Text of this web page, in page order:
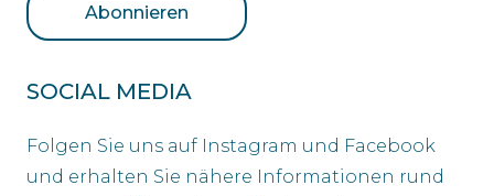
SOCIAL MEDIA
Folgen Sie uns auf Instagram und Facebook
und erhalten Sie nähere Informationen rund